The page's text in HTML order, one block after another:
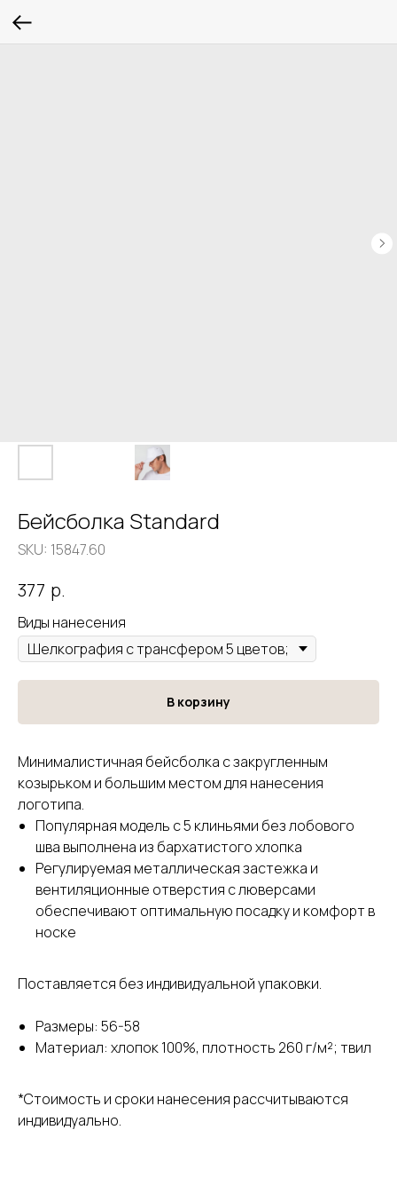
Бейсболка Standard
SKU: 15847.60
377 р.
Виды нанесения
В корзину
Минималистичная бейсболка с закругленным
козырьком и большим местом для нанесения
логотипа.
Популярная модель с 5 клиньями без лобового
шва выполнена из бархатистого хлопка
Регулируемая металлическая застежка и
вентиляционные отверстия с люверсами
обеспечивают оптимальную посадку и комфорт в
носке
Поставляется без индивидуальной упаковки.
Размеры: 56-58
Материал: хлопок 100%, плотность 260 г/м²; твил
*Стоимость и сроки нанесения рассчитываются
индивидуально.